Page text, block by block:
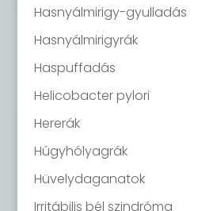
Hasnyálmirigy-gyulladás
Hasnyálmirigyrák
Haspuffadás
Helicobacter pylori
Hererák
Húgyhólyagrák
Hüvelydaganatok
Irritábilis bél szindróma